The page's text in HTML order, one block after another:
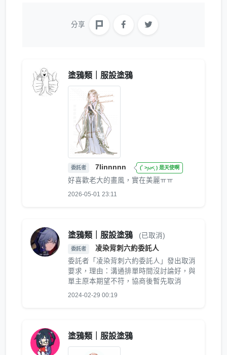
分享
塗鴉類｜服設塗鴉
委託者 7linnnnn (˚ ˃̣̣̥ω˂̣̣̥ ) 是天使啊
好喜歡老大的畫風，實在美麗ㅠㅠ
2026-05-01 23:11
塗鴉類｜服設塗鴉 (已取消)
委託者
凌染背刺六約委託人
委託者「凌染背刺六約委託人」發出取消
要求，理由：溝通排單時間沒討論好，與
單主原本期望不符，協商後暫先取消
2024-02-29 00:19
塗鴉類｜服設塗鴉